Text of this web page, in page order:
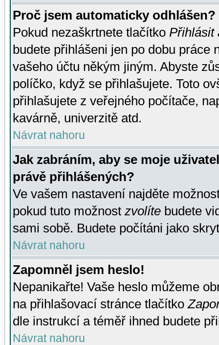
Proč jsem automaticky odhlášen?
Pokud nezaškrtnete tlačítko Přihlásit
budete přihlášeni jen po dobu práce
vašeho účtu někým jiným. Abyste
políčko, když se přihlašujete. Toto
přihlašujete z veřejného počítače,
kavárně, univerzitě atd.
Návrat nahoru
Jak zabráním, aby se moje
právě přihlášených?
Ve vašem nastavení najděte
pokud tuto možnost zvolíte budete
sami sobě. Budete počítáni jako
Návrat nahoru
Zapomněl jsem heslo!
Nepanikařte! Vaše heslo můžeme
na přihlašovací stránce tlačítko
dle instrukcí a téměř ihned budete
Návrat nahoru